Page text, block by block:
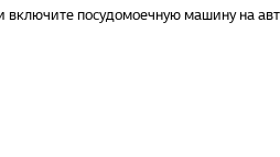
включите посудомоечную машину на